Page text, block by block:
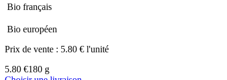
Bio français
Bio européen
Prix de vente : 5.80 € l'unité
5.80 €180 g